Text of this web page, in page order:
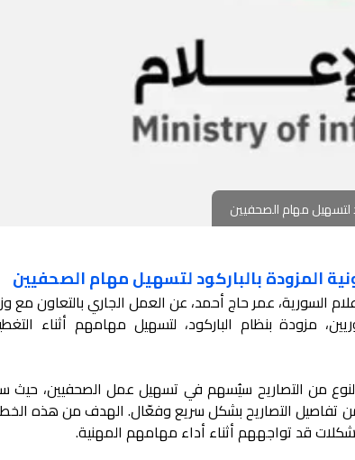
لتسهيل مهام الصحفيين
المزودة بالباركود لتسهيل مهام الصحفيين
السورية، عمر حاج أحمد، عن العمل الجاري بالتعاون مع
مزودة بنظام الباركود، لتسهيل مهامهم أثناء
من التصاريح سيُسهم في تسهيل عمل الصحفيين، حيث
من تفاصيل التصاريح بشكل سريع وفعّال. الهدف من هذه
قد تواجههم أثناء أداء مهامهم المهنية.